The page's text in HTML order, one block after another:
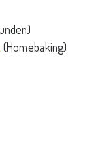
(Homebaking)